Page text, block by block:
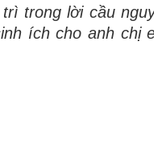
trong lời cầu
ích cho anh chị